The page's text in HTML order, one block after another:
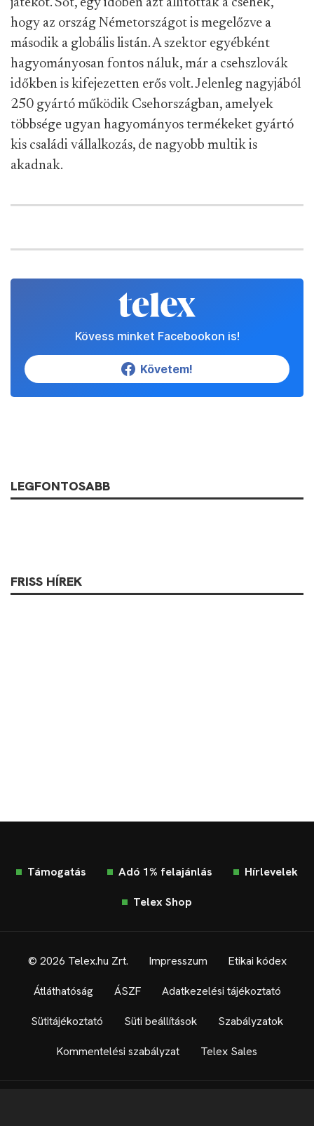
játékot. Sőt, egy időben azt állították a csehek,
hogy az ország Németországot is megelőzve a
második a globális listán. A szektor egyébként
hagyományosan fontos náluk, már a csehszlovák
időkben is kifejezetten erős volt. Jelenleg nagyjából
250 gyártó működik Csehországban, amelyek
többsége ugyan hagyományos termékeket gyártó
kis családi vállalkozás, de nagyobb multik is
akadnak.
Kövess minket Facebookon is!
Követem!
LEGFONTOSABB
FRISS HÍREK
Támogatás Adó 1% felajánlás Hírlevelek
Telex Shop
© 2026 Telex.hu Zrt. Impresszum Etikai kódex
Átláthatóság ÁSZF Adatkezelési tájékoztató
Sütitájékoztató Süti beállítások Szabályzatok
Kommentelési szabályzat Telex Sales